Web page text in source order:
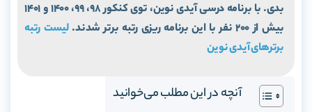
بدی. با برنامه درسی آیدی نوین، توی کنکور 98، 99، 1400 و 1401
بیش از 200 نفر با این برنامه ریزی رتبه برتر شدند.
لیست رتبه
برترهای آیدی نوین
آنچه در این مطلب می‌خوانید